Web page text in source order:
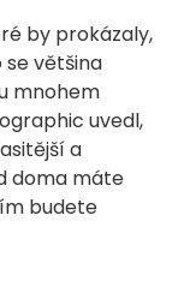
by prokázaly,
většina
mnohem
uvedl,
a
doma máte
budete